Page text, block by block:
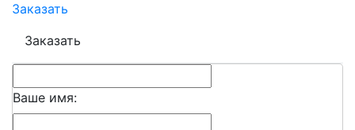
Заказать
Заказать
Ваше имя: